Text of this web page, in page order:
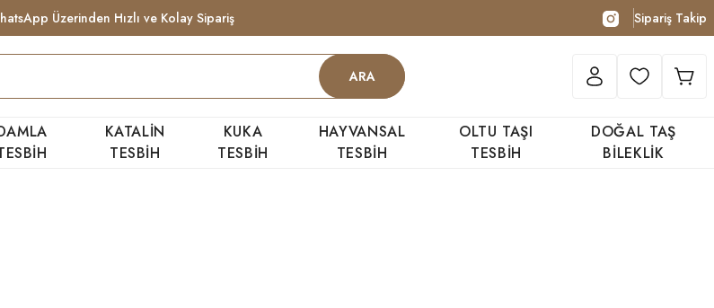
Üzerinden Hızlı ve Kolay Sipariş Sipariş Takip
ARA
KATALİN
TESBİH
KUKA
TESBİH
HAYVANSAL
TESBİH
OLTU TAŞI
TESBİH
DOĞAL TAŞ
BİLEKLİK